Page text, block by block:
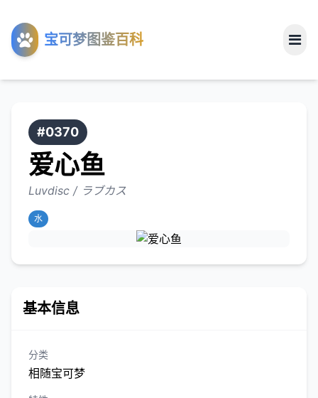
宝可梦图鉴百科
工具
关于
#0370
爱心鱼
Luvdisc / ラブカス
水
基本信息
分类
相随宝可梦